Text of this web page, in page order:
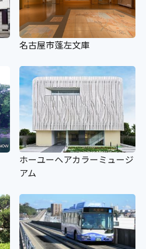
名古屋市蓬左文庫
ホーユーヘアカラーミュージ
アム